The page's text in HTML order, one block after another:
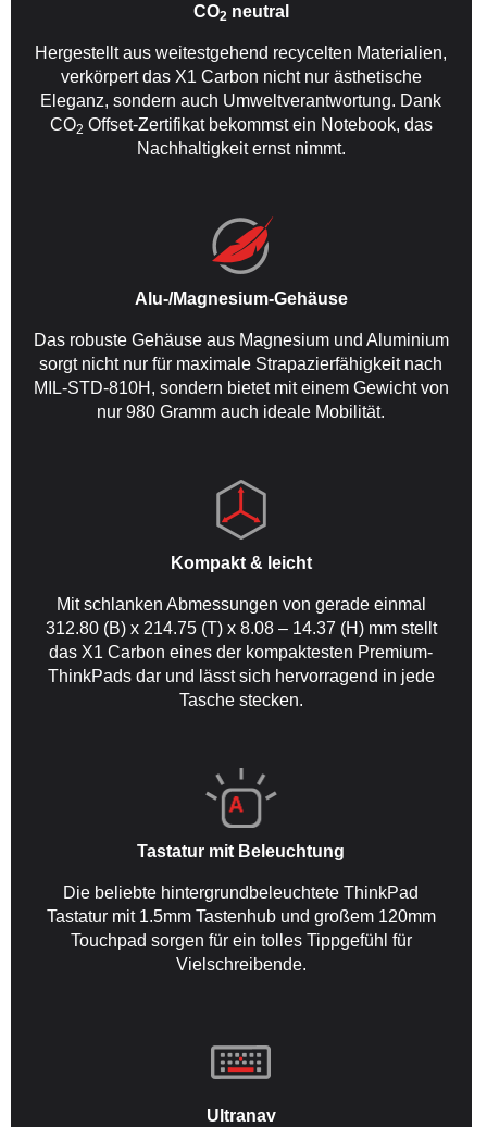
CO2 neutral
Hergestellt aus weitestgehend recycelten Materialien,
verkörpert das X1 Carbon nicht nur ästhetische
Eleganz, sondern auch Umweltverantwortung. Dank
CO2 Offset-Zertifikat bekommst ein Notebook, das
Nachhaltigkeit ernst nimmt.
Alu-/Magnesium-Gehäuse
Das robuste Gehäuse aus Magnesium und Aluminium
sorgt nicht nur für maximale Strapazierfähigkeit nach
MIL-STD-810H, sondern bietet mit einem Gewicht von
nur 980 Gramm auch ideale Mobilität.
Kompakt & leicht
Mit schlanken Abmessungen von gerade einmal
312.80 (B) x 214.75 (T) x 8.08 – 14.37 (H) mm stellt
das X1 Carbon eines der kompaktesten Premium-
ThinkPads dar und lässt sich hervorragend in jede
Tasche stecken.
Tastatur mit Beleuchtung
Die beliebte hintergrundbeleuchtete ThinkPad
Tastatur mit 1.5mm Tastenhub und großem 120mm
Touchpad sorgen für ein tolles Tippgefühl für
Vielschreibende.
Ultranav